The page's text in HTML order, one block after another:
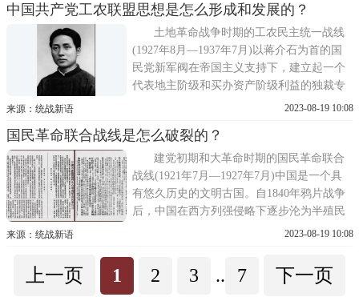
争。在土地革命时期，党紧紧依靠农民这个
革命主要同盟军，建立和巩固工农民主统一
战线，开辟了一条适合
中国共产党工农联盟思想是怎么形成和发展的？
土地革命战争时期的工农民主统一战线
(1927年8月—1937年7月)以蒋介石为首的国
民党新军阀在帝国主义支持下，建立起一个
代表地主阶级和买办资产阶级利益的独裁专
制政权。中国共产党继续推进彻底地反帝反
争。在土地革命时期，党紧紧依靠农民这个
革命主要同盟军，建立和巩固工农民主统一
战线，开辟了一条适合
来源：统战新语 2023-08-19 10:08
国民革命联合战线是怎么破裂的？
建党初期和大革命时期的国民革命联合
战线(1921年7月—1927年7月)中国是一个具
有悠久历史的文明古国。自1840年鸦片战争
后，中国在西方列强侵略下逐步沦为半殖民
地半封建国家。为了实现民族独立和人民解
级、农民阶级、城市小资产阶级、民族资产
阶级和其他爱国人士，对帝国主义和封建主
来源：统战新语 2023-08-19 10:08
上一页 1 2 3 .. 7 下一页